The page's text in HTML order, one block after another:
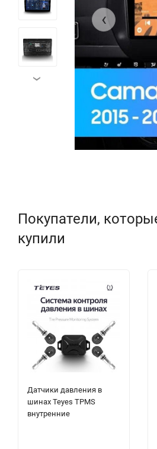
‹
›
Покупатели,
купили
Датчики давления в
шинах Teyes TPMS
внутренние